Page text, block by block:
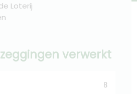
Loterij
verwerkt
8